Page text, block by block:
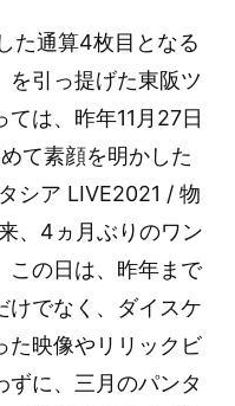
た通算4枚目となる
を引っ提げた東阪ツ
は、昨年11月27日
て素顔を明かした
シア LIVE2021 / 物
、4ヵ月ぶりのワン
この日は、昨年まで
けでなく、ダイスケ
た映像やリリックビ
ずに、三月のパンタ